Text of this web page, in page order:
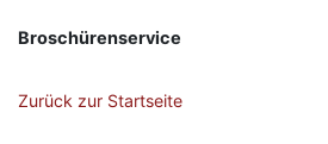
Broschürenservice
Zurück zur Startseite